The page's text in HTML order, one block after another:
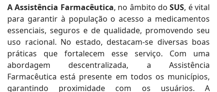
A Assistência Farmacêutica, no âmbito doSUS, é vital
para garantir à população o acesso a medicamentos
essenciais, seguros e de qualidade, promovendo seu
uso racional. No estado, destacam-se diversas boas
práticas que fortalecem esse serviço. Com uma
abordagem descentralizada, a Assistência
Farmacêutica está presente em todos os municípios,
garantindo proximidade com os usuários. A